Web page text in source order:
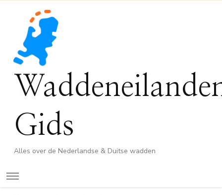
Gids
Alles over de Nederlandse & Duitse wadden